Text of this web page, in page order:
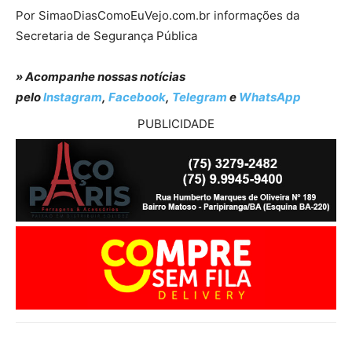
Por SimaoDiasComoEuVejo.com.br informações da
Secretaria de Segurança Pública
» Acompanhe nossas notícias
peloInstagram, Facebook, Telegram e WhatsApp
PUBLICIDADE